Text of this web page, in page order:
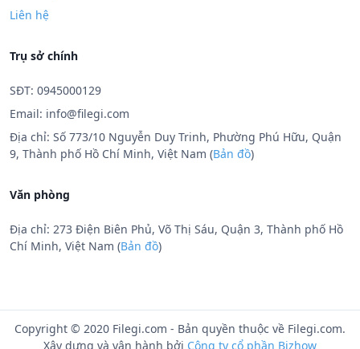
Liên hệ
Trụ sở chính
SĐT: 0945000129
Email: info@filegi.com
Địa chỉ: Số 773/10 Nguyễn Duy Trinh, Phường Phú Hữu, Quận
9, Thành phố Hồ Chí Minh, Việt Nam (Bản đồ)
Văn phòng
Địa chỉ: 273 Điện Biên Phủ, Võ Thị Sáu, Quận 3, Thành phố Hồ
Chí Minh, Việt Nam (Bản đồ)
Copyright © 2020 Filegi.com - Bản quyền thuộc về Filegi.com.
Xây dựng và vận hành bởi Công ty cổ phần Bizhow